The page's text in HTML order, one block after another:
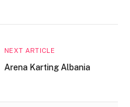
NEXT ARTICLE
Arena Karting Albania